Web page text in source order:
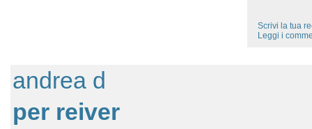
Scrivi la tua
Leggi i
andrea d
per reiver